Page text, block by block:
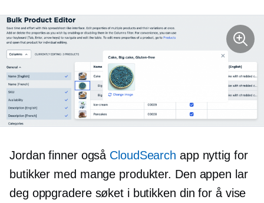
Jordan finner også CloudSearch app nyttig for
butikker med mange produkter. Den appen lar
deg oppgradere søket i butikken din for å vise